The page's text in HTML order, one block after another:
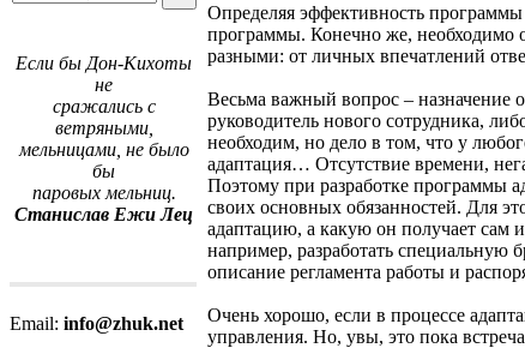
Если бы Дон-Кихоты
не
сражались с
ветряными,
мельницами, не было
бы
паровых мельниц.
Станислав Ежи Лец
Email: info@zhuk.net
Определяя эффективность
программы. Конечно же, необходимо
разными: от личных впечатлений
Весьма важный вопрос – назначение
руководитель нового сотрудника,
необходим, но дело в том, что у
адаптация… Отсутствие времени,
Поэтому при разработке программы
своих основных обязанностей. Для
адаптацию, а какую он получает сам
например, разработать специальную
описание регламента работы и
Очень хорошо, если в процессе
управления. Но, увы, это пока